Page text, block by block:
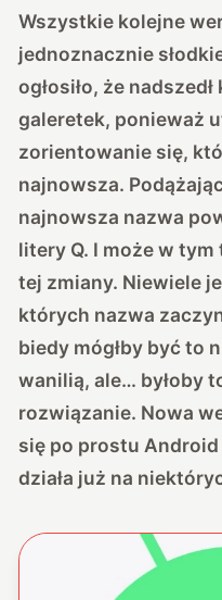
Wszystkie kolejne
jednoznacznie
ogłosiło, że
galeretek, ponieważ
zorientowanie się,
najnowsza.
najnowsza nazwa
litery Q. I może w
tej zmiany. Niewiele
których nazwa
biedy mógłby być to
wanilią, ale… byłoby
rozwiązanie. Nowa
się po prostu
działa już na